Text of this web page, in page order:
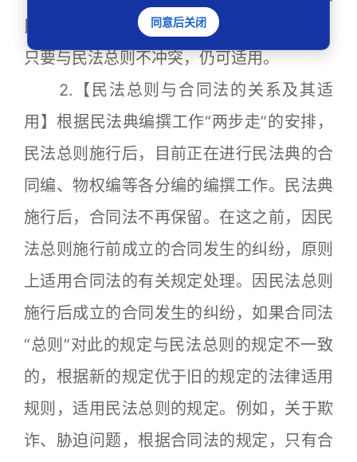
民法通则制定的关于诉讼时效的司法解释，
只要与民法总则不冲突，仍可适用。
2.【民法总则与合同法的关系及其适
用】根据民法典编撰工作“两步走”的安排，
民法总则施行后，目前正在进行民法典的合
同编、物权编等各分编的编撰工作。民法典
施行后，合同法不再保留。在这之前，因民
法总则施行前成立的合同发生的纠纷，原则
上适用合同法的有关规定处理。因民法总则
施行后成立的合同发生的纠纷，如果合同法
“总则”对此的规定与民法总则的规定不一致
的，根据新的规定优于旧的规定的法律适用
规则，适用民法总则的规定。例如，关于欺
诈、胁迫问题，根据合同法的规定，只有合
同意后关闭